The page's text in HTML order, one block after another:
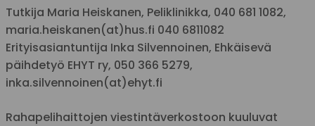
Tutkija Maria Heiskanen, Peliklinikka, 040 681 1082,
maria.heiskanen(at)hus.fi 040 6811082
Erityisasiantuntija Inka Silvennoinen, Ehkäisevä
päihdetyö EHYT ry, 050 366 5279,
inka.silvennoinen(at)ehyt.fi
Rahapelihaittojen viestintäverkostoon kuuluvat